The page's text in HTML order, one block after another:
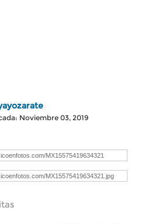
Noviembre 03, 2019